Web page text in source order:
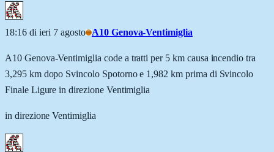
18:16 di ieri 7 agosto A10 Genova-Ventimiglia
A10 Genova-Ventimiglia code a tratti per 5 km causa incendio tra
3,295 km dopo Svincolo Spotorno e 1,982 km prima di Svincolo
Finale Ligure in direzione Ventimiglia
in direzione Ventimiglia